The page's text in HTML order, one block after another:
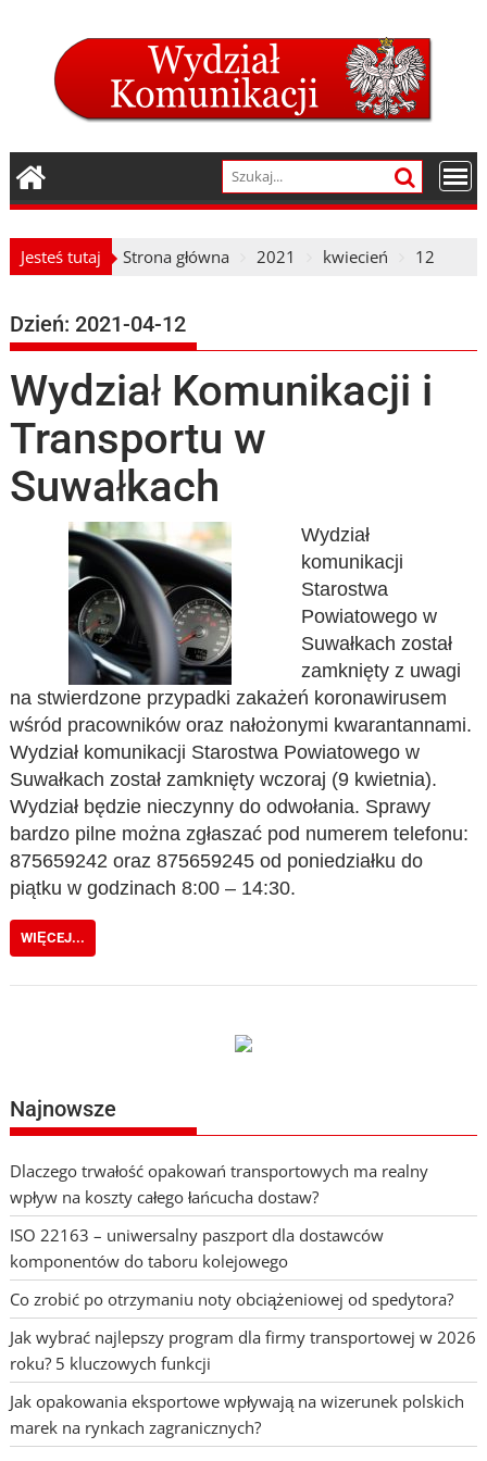
Jesteś tutaj Strona główna 2021 kwiecień 12
Dzień:2021-04-12
Wydział Komunikacji i
Transportu w
Suwałkach
Wydział
komunikacji
Starostwa
Powiatowego w
Suwałkach został
zamknięty z uwagi
na stwierdzone przypadki zakażeń koronawirusem
wśród pracowników oraz nałożonymi kwarantannami.
Wydział komunikacji Starostwa Powiatowego w
Suwałkach został zamknięty wczoraj (9 kwietnia).
Wydział będzie nieczynny do odwołania. Sprawy
bardzo pilne można zgłaszać pod numerem telefonu:
875659242 oraz 875659245 od poniedziałku do
piątku w godzinach 8:00 – 14:30.
WIĘCEJ...
Najnowsze
Dlaczego trwałość opakowań transportowych ma realny
wpływ na koszty całego łańcucha dostaw?
ISO 22163 – uniwersalny paszport dla dostawców
komponentów do taboru kolejowego
Co zrobić po otrzymaniu noty obciążeniowej od spedytora?
Jak wybrać najlepszy program dla firmy transportowej w 2026
roku? 5 kluczowych funkcji
Jak opakowania eksportowe wpływają na wizerunek polskich
marek na rynkach zagranicznych?